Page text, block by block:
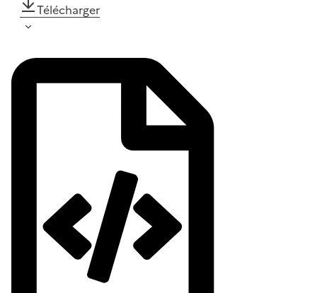
Télécharger